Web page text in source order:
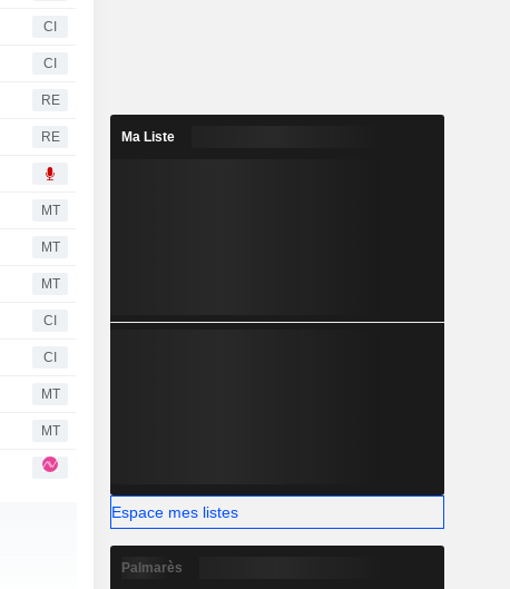
CI
CI
RE
RE
MT
MT
MT
CI
CI
MT
MT
Ma Liste
Espace mes listes
Palmarès